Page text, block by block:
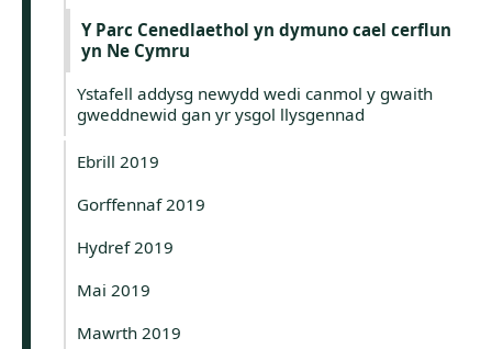
Y Parc Cenedlaethol yn dymuno cael cerflun
yn Ne Cymru
Ystafell addysg newydd wedi canmol y gwaith
gweddnewid gan yr ysgol llysgennad
Ebrill 2019
Gorffennaf 2019
Hydref 2019
Mai 2019
Mawrth 2019